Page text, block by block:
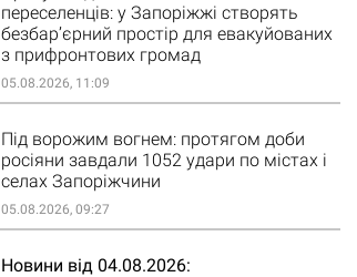
переселенців: у Запоріжжі створять
безбар’єрний простір для евакуйованих
з прифронтових громад
05.08.2026, 11:09
Під ворожим вогнем: протягом доби
росіяни завдали 1052 удари по містах і
селах Запоріжчини
05.08.2026, 09:27
Новини від 04.08.2026